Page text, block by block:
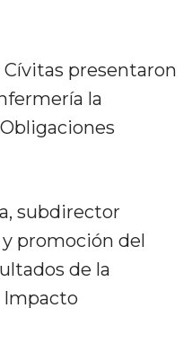
presentaron
la
subdirector
promoción del
de la
Impacto